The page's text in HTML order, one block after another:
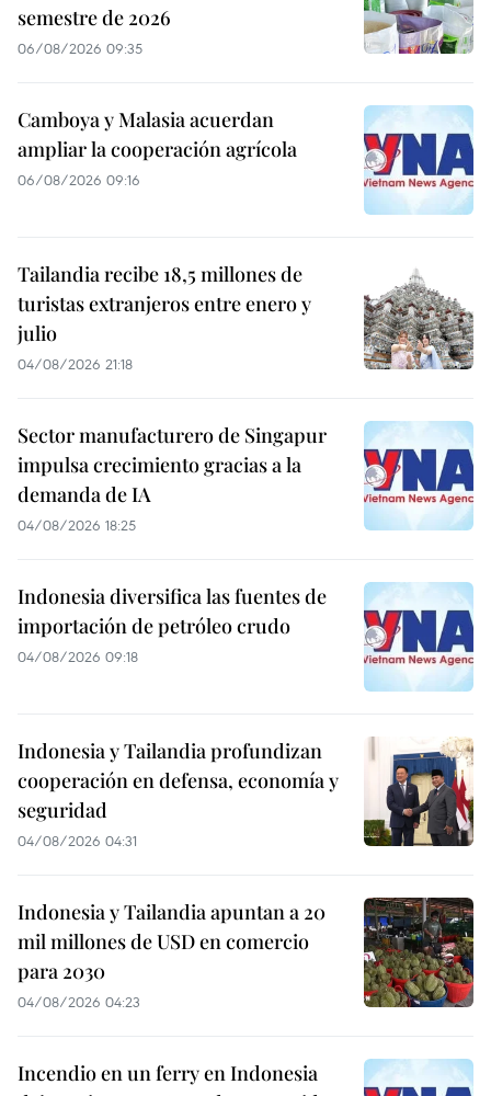
semestre de 2026
06/08/2026 09:35
Camboya y Malasia acuerdan
ampliar la cooperación agrícola
06/08/2026 09:16
Tailandia recibe 18,5 millones de
turistas extranjeros entre enero y
julio
04/08/2026 21:18
Sector manufacturero de Singapur
impulsa crecimiento gracias a la
demanda de IA
04/08/2026 18:25
Indonesia diversifica las fuentes de
importación de petróleo crudo
04/08/2026 09:18
Indonesia y Tailandia profundizan
cooperación en defensa, economía y
seguridad
04/08/2026 04:31
Indonesia y Tailandia apuntan a 20
mil millones de USD en comercio
para 2030
04/08/2026 04:23
Incendio en un ferry en Indonesia